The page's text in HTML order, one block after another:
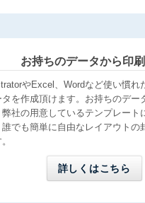
角形0号
W287 x H382 mm
紙が折らずに入る
角
W270 x
お持ちのデータから印
やExcel、Wordなど使い慣れ
タを作成頂けます。お持ちのデー
弊社の用意しているテンプレート
誰でも簡単に自由なレイアウトの
詳しくはこちら